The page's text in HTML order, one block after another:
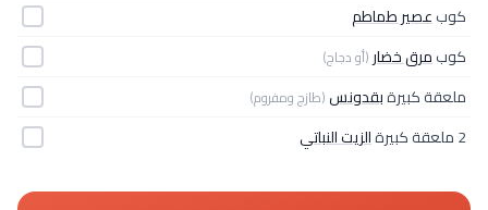
كوبعصير طماطم
كوبمرق خضار (أو دجاج)
ملعقة كبيرةبقدونس(طازج ومفروم)
2 ملعقة كبيرة الزيت النباتي